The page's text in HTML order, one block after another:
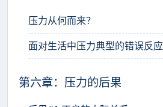
压力从何而来？
面对生活中压力典型的错误反应
第六章：压力的后果